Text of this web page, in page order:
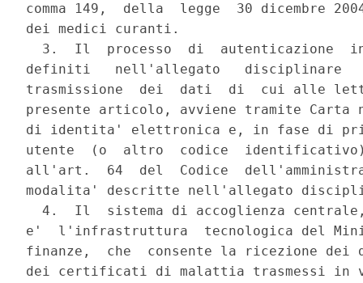
comma 149,  della  legge  30 dicembre
dei medici curanti.
3.  Il  processo  di  autenticazione
definiti   nell'allegato   disciplinare
trasmissione  dei  dati  di  cui alle
presente articolo, avviene tramite Carta
di identita' elettronica e, in fase di
utente  (o  altro  codice  identificativo)
all'art.  64  del  Codice
modalita' descritte nell'allegato
4.  Il  sistema di accoglienza
e'  l'infrastruttura  tecnologica del
finanze,  che  consente la ricezione dei
dei certificati di malattia trasmessi in